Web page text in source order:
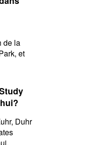
de la
et
Duhr